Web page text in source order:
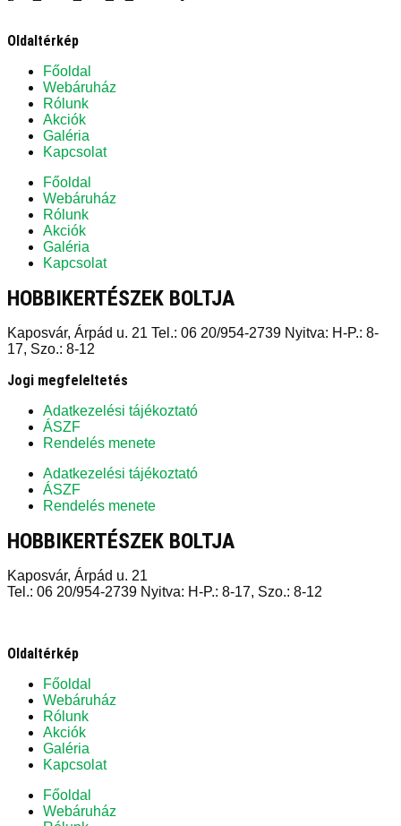
Oldaltérkép
Főoldal
Webáruház
Rólunk
Akciók
Galéria
Kapcsolat
Főoldal
Webáruház
Rólunk
Akciók
Galéria
Kapcsolat
HOBBIKERTÉSZEK BOLTJA
Kaposvár, Árpád u. 21 Tel.: 06 20/954-2739 Nyitva: H-P.: 8-
17, Szo.: 8-12
Jogi megfeleltetés
Adatkezelési tájékoztató
ÁSZF
Rendelés menete
Adatkezelési tájékoztató
ÁSZF
Rendelés menete
HOBBIKERTÉSZEK BOLTJA
Kaposvár, Árpád u. 21
Tel.: 06 20/954-2739 Nyitva: H-P.: 8-17, Szo.: 8-12
Oldaltérkép
Főoldal
Webáruház
Rólunk
Akciók
Galéria
Kapcsolat
Főoldal
Webáruház